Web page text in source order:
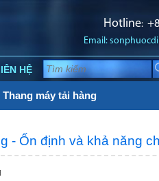
Hotline:
Email:
HỆ
Thang máy tải hàng
- Ổn định và khả năng